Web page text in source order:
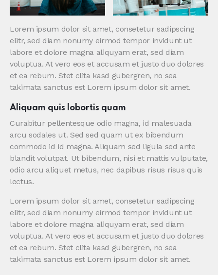
Lorem ipsum dolor sit amet, consetetur sadipscing
elitr, sed diam nonumy eirmod tempor invidunt ut
labore et dolore magna aliquyam erat, sed diam
voluptua. At vero eos et accusam et justo duo dolores
et ea rebum. Stet clita kasd gubergren, no sea
takimata sanctus est Lorem ipsum dolor sit amet.
Aliquam quis lobortis quam
Curabitur pellentesque odio magna, id malesuada
arcu sodales ut. Sed sed quam ut ex bibendum
commodo id id magna. Aliquam sed ligula sed ante
blandit volutpat. Ut bibendum, nisi et mattis vulputate,
odio arcu aliquet metus, nec dapibus risus risus quis
lectus.
Lorem ipsum dolor sit amet, consetetur sadipscing
elitr, sed diam nonumy eirmod tempor invidunt ut
labore et dolore magna aliquyam erat, sed diam
voluptua. At vero eos et accusam et justo duo dolores
et ea rebum. Stet clita kasd gubergren, no sea
takimata sanctus est Lorem ipsum dolor sit amet.